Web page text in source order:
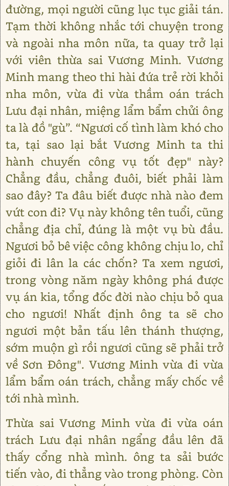
đường, mọi người cũng lục tục giải tán.
Tạm thời không nhắc tới chuyện trong
và ngoài nha môn nữa, ta quay trở lại
với viên thừa sai Vương Minh. Vương
Minh mang theo thi hài đứa trẻ rời khỏi
nha môn, vừa đi vừa thầm oán trách
Lưu đại nhân, miệng lẩm bẩm chửi ông
ta là đồ "gù”. “Ngươi cố tình làm khó cho
ta, tại sao lại bắt Vương Minh ta thi
hành chuyến công vụ tốt đẹp" này?
Chẳng đầu, chẳng đuôi, biết phải làm
sao đây? Ta đâu biết được nhà nào đem
vứt con đi? Vụ này không tên tuổi, cũng
chẳng địa chỉ, đúng là một vụ bù đầu.
Ngươi bỏ bê việc công không chịu lo, chỉ
giỏi đi lân la các chốn? Ta xem ngươi,
trong vòng năm ngày không phá được
vụ án kia, tổng đốc đời nào chịu bỏ qua
cho ngươi! Nhất định ông ta sẽ cho
ngươi một bản tấu lên thánh thượng,
sớm muộn gì rồi ngươi cũng sẽ phải trở
về Sơn Đông". Vương Minh vừa đi vừa
lẩm bẩm oán trách, chẳng mấy chốc về
tới nhà mình.
Thừa sai Vương Minh vừa đi vừa oán
trách Lưu đại nhân ngẩng đầu lên đã
thấy cổng nhà mình. ông ta sải bước
tiến vào, đi thẳng vào trong phòng. Còn